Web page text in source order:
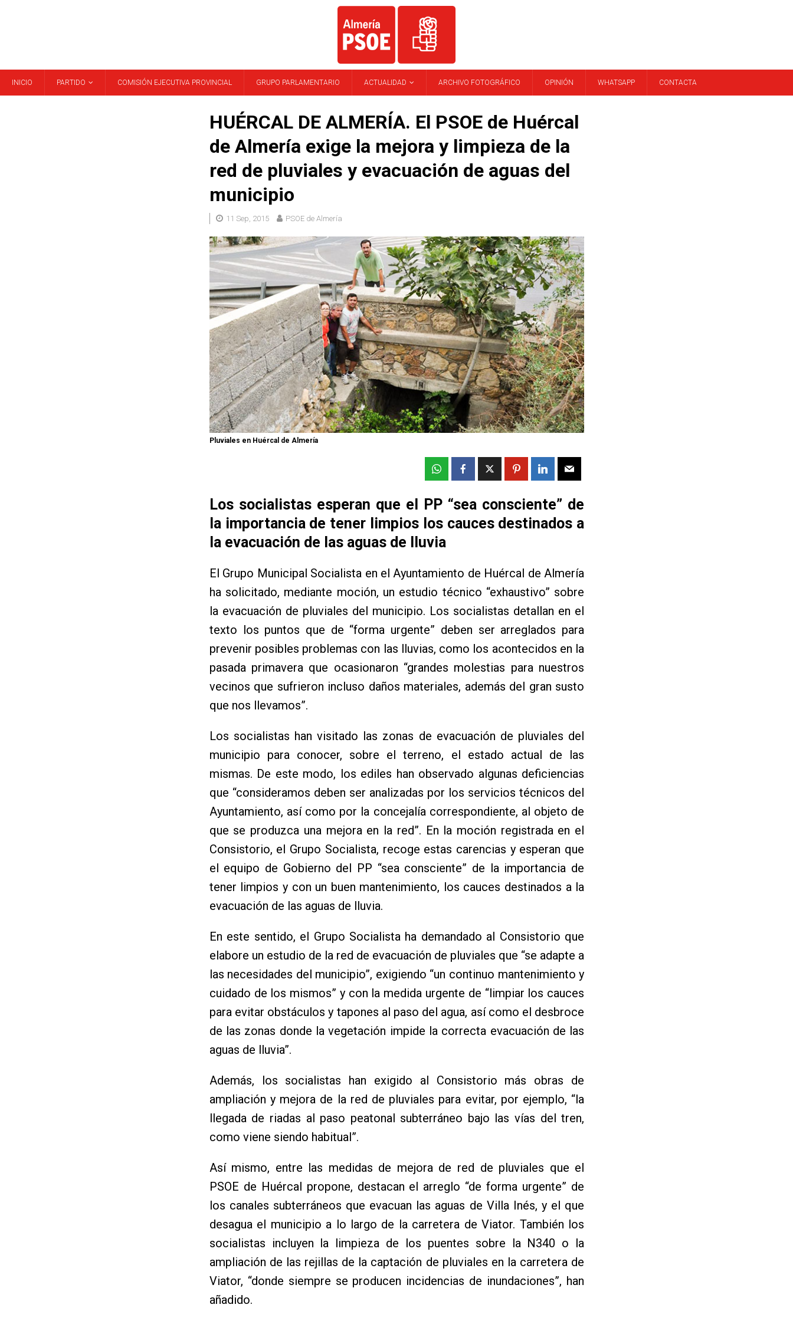
INICIO PARTIDO COMISIÓN EJECUTIVA PROVINCIAL GRUPO PARLAMENTARIO ACTUALIDAD ARCHIVO FOTOGRÁFICO OPINIÓN WHATSAPP CONTACTA
HUÉRCAL DE ALMERÍA. El PSOE de Huércal
de Almería exige la mejora y limpieza de la
red de pluviales y evacuación de aguas del
municipio
11 Sep, 2015 PSOE de Almería
Pluviales en Huércal de Almería
Los socialistas esperan que el PP “sea consciente” de
la importancia de tener limpios los cauces destinados a
la evacuación de las aguas de lluvia
El Grupo Municipal Socialista en el Ayuntamiento de Huércal de Almería
ha solicitado, mediante moción, un estudio técnico “exhaustivo” sobre
la evacuación de pluviales del municipio. Los socialistas detallan en el
texto los puntos que de “forma urgente” deben ser arreglados para
prevenir posibles problemas con las lluvias, como los acontecidos en la
pasada primavera que ocasionaron “grandes molestias para nuestros
vecinos que sufrieron incluso daños materiales, además del gran susto
que nos llevamos”.
Los socialistas han visitado las zonas de evacuación de pluviales del
municipio para conocer, sobre el terreno, el estado actual de las
mismas. De este modo, los ediles han observado algunas deficiencias
que “consideramos deben ser analizadas por los servicios técnicos del
Ayuntamiento, así como por la concejalía correspondiente, al objeto de
que se produzca una mejora en la red”. En la moción registrada en el
Consistorio, el Grupo Socialista, recoge estas carencias y esperan que
el equipo de Gobierno del PP “sea consciente” de la importancia de
tener limpios y con un buen mantenimiento, los cauces destinados a la
evacuación de las aguas de lluvia.
En este sentido, el Grupo Socialista ha demandado al Consistorio que
elabore un estudio de la red de evacuación de pluviales que “se adapte a
las necesidades del municipio”, exigiendo “un continuo mantenimiento y
cuidado de los mismos” y con la medida urgente de “limpiar los cauces
para evitar obstáculos y tapones al paso del agua, así como el desbroce
de las zonas donde la vegetación impide la correcta evacuación de las
aguas de lluvia”.
Además, los socialistas han exigido al Consistorio más obras de
ampliación y mejora de la red de pluviales para evitar, por ejemplo, “la
llegada de riadas al paso peatonal subterráneo bajo las vías del tren,
como viene siendo habitual”.
Así mismo, entre las medidas de mejora de red de pluviales que el
PSOE de Huércal propone, destacan el arreglo “de forma urgente” de
los canales subterráneos que evacuan las aguas de Villa Inés, y el que
desagua el municipio a lo largo de la carretera de Viator. También los
socialistas incluyen la limpieza de los puentes sobre la N340 o la
ampliación de las rejillas de la captación de pluviales en la carretera de
Viator, “donde siempre se producen incidencias de inundaciones”, han
añadido.